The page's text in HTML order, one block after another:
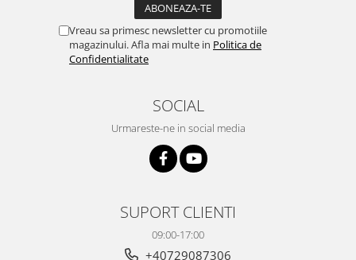
Vreau sa primesc newsletter cu promotiile
magazinului. Afla mai multe in Politica de
Confidentialitate
SOCIAL
Urmareste-ne in social media
SUPORT CLIENTI
09:00-17:00
+40729087306